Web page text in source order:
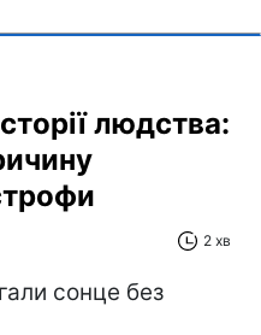
людства:
2 хв
сонце без